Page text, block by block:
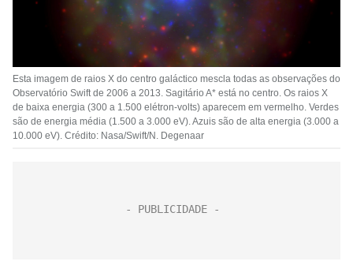
Esta imagem de raios X do centro galáctico mescla todas as observações do
Observatório Swift de 2006 a 2013. Sagitário A* está no centro. Os raios X
de baixa energia (300 a 1.500 elétron-volts) aparecem em vermelho. Verdes
são de energia média (1.500 a 3.000 eV). Azuis são de alta energia (3.000 a
10.000 eV). Crédito: Nasa/Swift/N. Degenaar